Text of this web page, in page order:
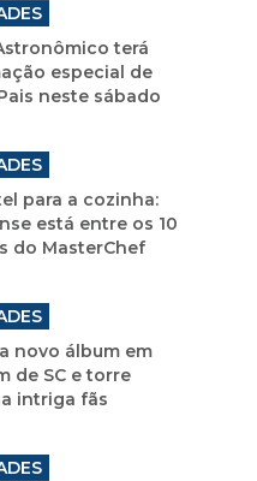
terá
especial de
neste sábado
para a cozinha:
está entre os 10
do MasterChef
novo álbum em
de SC e torre
intriga fãs